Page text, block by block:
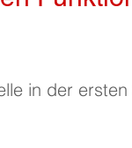
in der